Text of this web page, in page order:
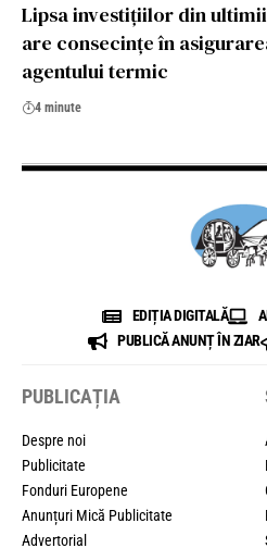
Lipsa investiţiilor din
are consecinţe în
agentului termic
4 minute
EDIȚIA DIGITALĂ
PUBLICĂ ANUNȚ ÎN ZIAR
PUBLICAȚIA
Despre noi
Publicitate
Fonduri Europene
Anunțuri Mică Publicitate
Advertorial